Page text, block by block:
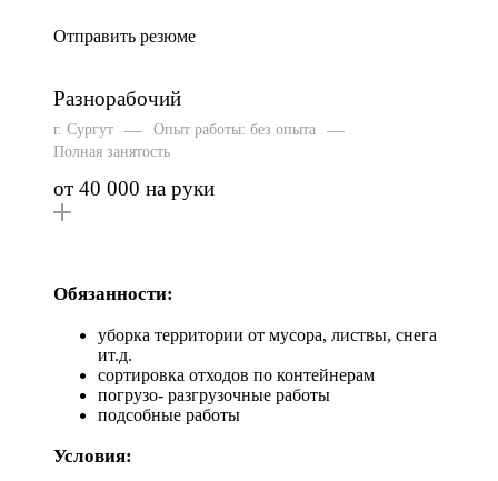
Отправить резюме
Разнорабочий
г. Сургут — Опыт работы: без опыта —
Полная занятость
от 40 000 на руки
Обязанности:
уборка территории от мусора, листвы, снега
ит.д.
сортировка отходов по контейнерам
погрузо- разгрузочные работы
подсобные работы
Условия: